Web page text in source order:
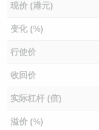
现价 (港元)
变化 (%)
行使价
收回价
实际杠杆 (倍)
溢价 (%)